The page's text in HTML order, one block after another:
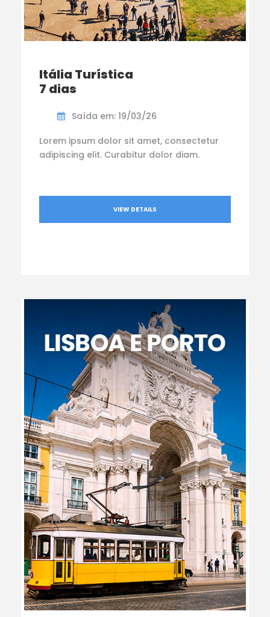
Itália Turística
7 dias
Saída em: 19/03/26
Lorem ipsum dolor sit amet, consectetur
adipiscing elit. Curabitur dolor diam.
VIEW DETAILS